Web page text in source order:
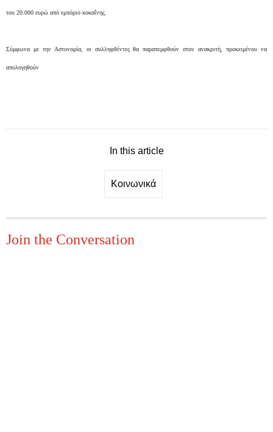
του 20.000 ευρώ από εμπόριο κοκαΐνης.
Σύμφωνα με την Αστυνομία, οι συλληφθέντες θα παραπεμφθούν στον ανακριτή, προκειμένου να
απολογηθούν
In this article
Κοινωνικά
Join the Conversation